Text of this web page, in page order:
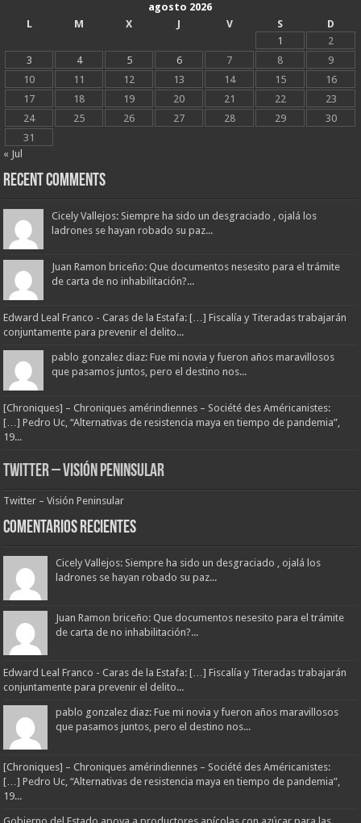
agosto 2026
L
M X J V S
D
1
2
3
4 5 6 7 8
9
10
11 12 13 14 15
16
17
18 19 20 21 22
23
24
25 26 27 28 29
30
31
« Jul
Recent Comments
Cicely Vallejos: Siempre ha sido un desgraciado , ojalá los
ladrones se hayan robado su paz...
Juan Ramon briceño: Que documentos nesesito para el trámite
de carta de no inhabilitación?...
Edward Leal Franco - Caras de la Estafa: […] Fiscalía y Titeradas trabajarán
conjuntamente para prevenir el delito...
pablo gonzalez diaz: Fue mi novia y fueron años maravillosos
que pasamos juntos, pero el destino nos...
[Chroniques] – Chroniques amérindiennes – Société des Américanistes:
[…] Pedro Uc, “Alternativas de resistencia maya en tiempo de pandemia”,
19...
Twitter – Visión Peninsular
Twitter – Visión Peninsular
Comentarios Recientes
Cicely Vallejos: Siempre ha sido un desgraciado , ojalá los
ladrones se hayan robado su paz...
Juan Ramon briceño: Que documentos nesesito para el trámite
de carta de no inhabilitación?...
Edward Leal Franco - Caras de la Estafa: […] Fiscalía y Titeradas trabajarán
conjuntamente para prevenir el delito...
pablo gonzalez diaz: Fue mi novia y fueron años maravillosos
que pasamos juntos, pero el destino nos...
[Chroniques] – Chroniques amérindiennes – Société des Américanistes:
[…] Pedro Uc, “Alternativas de resistencia maya en tiempo de pandemia”,
19...